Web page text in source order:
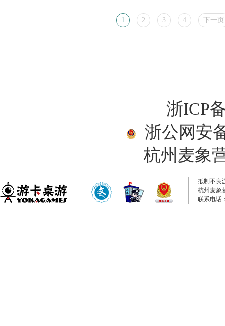
1 2 3 4 下一页
浙ICP
浙公网安
杭州麦象
抵制不良
杭州麦象
联系电话